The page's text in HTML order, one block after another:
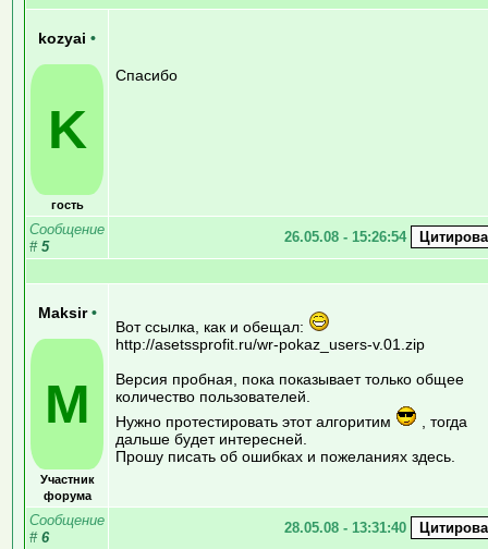
kozyai •
K
гость
Спасибо
Сообщение
# 5
26.05.08 - 15:26:54
Maksir •
M
Участник
форума
Вот ссылка, как и обещал:
http://asetssprofit.ru/wr-pokaz_users-v.01.zip
Версия пробная, пока показывает только общее
количество пользователей.
Нужно протестировать этот алгоритим
, тогда
дальше будет интересней.
Прошу писать об ошибках и пожеланиях здесь.
Сообщение
# 6
28.05.08 - 13:31:40